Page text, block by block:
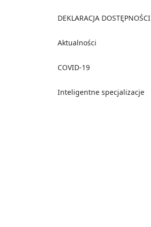
DEKLARACJA DOSTĘPNOŚCI
Aktualności
COVID-19
Inteligentne specjalizacje